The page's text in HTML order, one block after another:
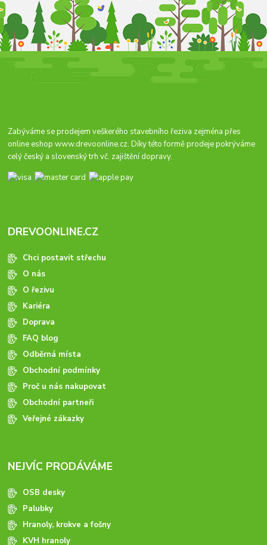
Zabýváme se prodejem veškerého stavebního řeziva zejména přes
online eshopwww.drevoonline.cz. Díky této formě prodeje pokrýváme
celý český a slovenský trh vč. zajištění dopravy.
DREVOONLINE.CZ
Chci postavit střechu
O nás
O řezivu
Kariéra
Doprava
FAQ blog
Odběrná místa
Obchodní podmínky
Proč u nás nakupovat
Obchodní partneři
Veřejné zákazky
NEJVÍC PRODÁVÁME
OSB desky
Palubky
Hranoly, krokve a fošny
KVH hranoly